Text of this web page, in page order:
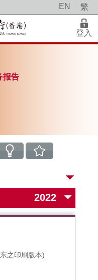
EN 繁
登入
报告
之印刷版本)